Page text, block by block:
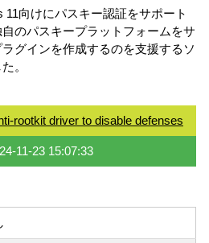
11向けにパスキー認証をサポート
のパスキープラットフォームをサ
グインを作成するのを支援するソ
。
rootkit driver to disable defenses
11-23 15:07:33